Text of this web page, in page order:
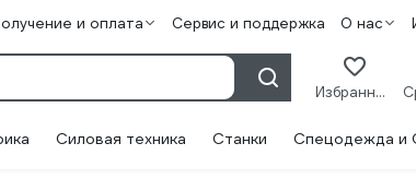
и оплата Сервис и поддержка О нас
Избранное
Силовая техника Станки Спецодежда и